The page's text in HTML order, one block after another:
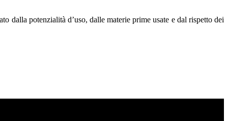
dalla potenzialità d’uso, dalle materie prime usate e dal rispetto dei